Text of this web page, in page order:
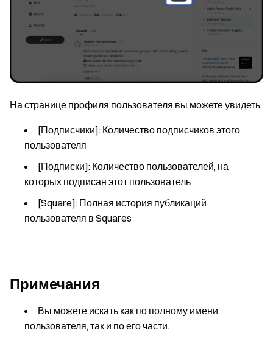
На странице профиля пользователя вы можете увидеть:
[Подписчики]: Количество подписчиков этого
пользователя
[Подписки]: Количество пользователей, на
которых подписан этот пользователь
[Square]: Полная история публикаций
пользователя в Squares
Примечания
Вы можете искать как по полному имени
пользователя, так и по его части.